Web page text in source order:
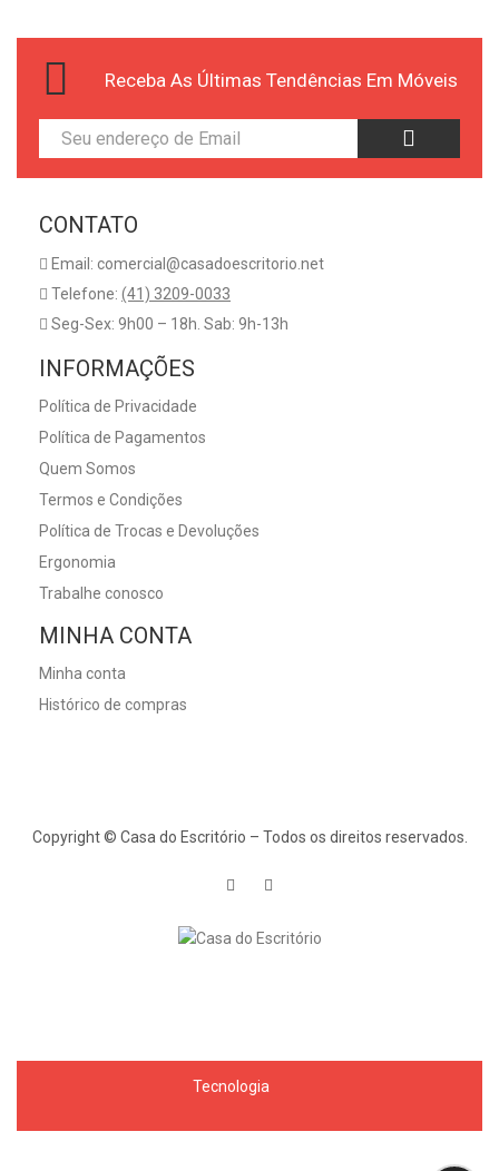
Receba As Últimas Tendências Em Móveis
CONTATO
Email: comercial@casadoescritorio.net
Telefone: (41) 3209-0033
Seg-Sex: 9h00 – 18h. Sab: 9h-13h
INFORMAÇÕES
Política de Privacidade
Política de Pagamentos
Quem Somos
Termos e Condições
Política de Trocas e Devoluções
Ergonomia
Trabalhe conosco
MINHA CONTA
Minha conta
Histórico de compras
Copyright © Casa do Escritório – Todos os direitos reservados.
Tecnologia